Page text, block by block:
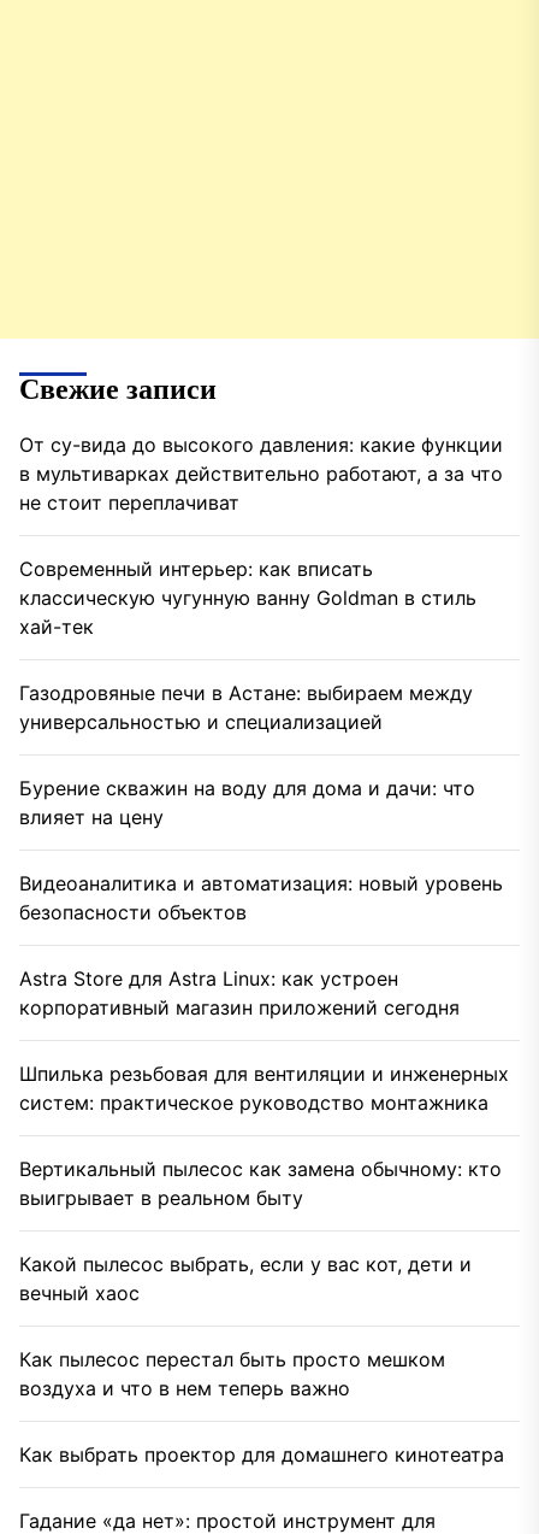
Свежие записи
От су-вида до высокого давления: какие функции
в мультиварках действительно работают, а за что
не стоит переплачиват
Современный интерьер: как вписать
классическую чугунную ванну Goldman в стиль
хай-тек
Газодровяные печи в Астане: выбираем между
универсальностью и специализацией
Бурение скважин на воду для дома и дачи: что
влияет на цену
Видеоаналитика и автоматизация: новый уровень
безопасности объектов
Astra Store для Astra Linux: как устроен
корпоративный магазин приложений сегодня
Шпилька резьбовая для вентиляции и инженерных
систем: практическое руководство монтажника
Вертикальный пылесос как замена обычному: кто
выигрывает в реальном быту
Какой пылесос выбрать, если у вас кот, дети и
вечный хаос
Как пылесос перестал быть просто мешком
воздуха и что в нем теперь важно
Как выбрать проектор для домашнего кинотеатра
Гадание «да нет»: простой инструмент для